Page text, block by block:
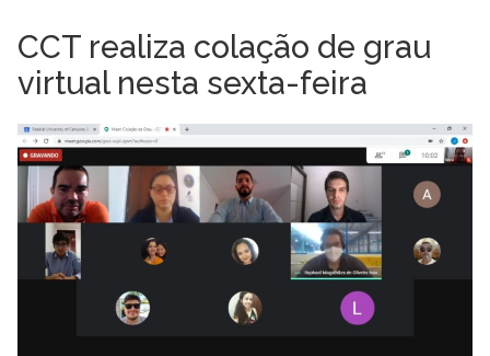
CCT realiza colação de grau
virtual nesta sexta-feira